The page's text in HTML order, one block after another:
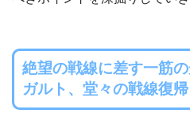
絶望の戦線に差す一筋
ガルト、堂々の戦線復帰